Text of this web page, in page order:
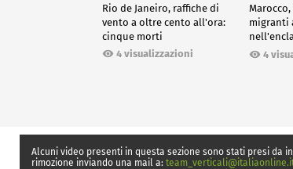
Rio de Janeiro, raffiche di
vento a oltre cento all'ora:
cinque morti
4 visualizzazioni
migranti
Ceuta
4
Alcuni video presenti in questa sezione sono stati presi da
rimozione inviando una mail a: